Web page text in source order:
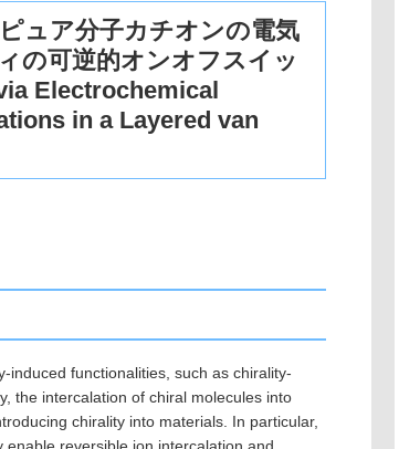
ュア分子カチオンの電気
の可逆的オンオフスイッ
Electrochemical
in a Layered van
induced functionalities, such as chirality-
the intercalation of chiral molecules into
chirality into materials. In particular,